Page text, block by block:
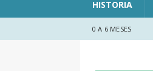
HISTORIA
0 A 6 MESES